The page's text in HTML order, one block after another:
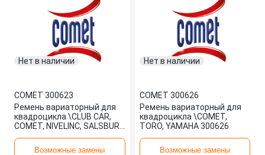
Нет в наличии
COMET·300623
Ремень вариаторный для
квадроцикла \CLUB CAR,
COMET, NIVELINC, SALSBURY
Возможные замены
Нет в наличии
COMET·300626
Ремень вариаторный для
квадроцикла \COMET,
TORO, YAMAHA 300626
Возможные замены